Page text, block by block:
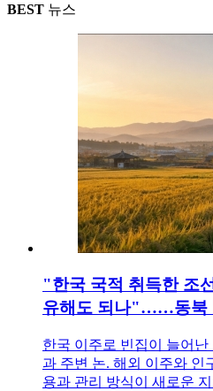
BEST 뉴스
"한국 국적 취득한 조
유해도 되나"……동북
한국 이주로 빈집이 늘어
과 주변 논. 해외 이주와 인
용과 관리 방식이 새로운